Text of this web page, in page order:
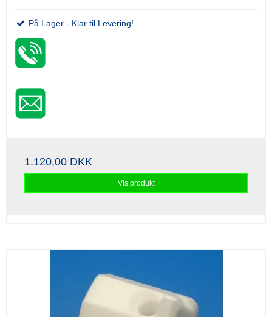
På Lager - Klar til Levering!
1.120,00 DKK
Vis produkt